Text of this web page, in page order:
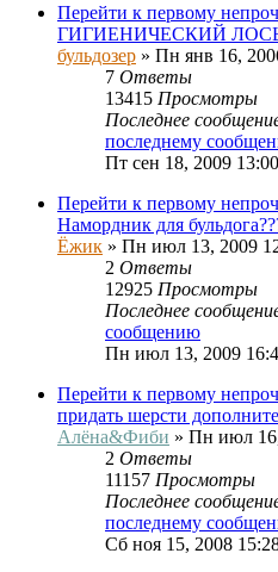
Перейти к первому
ГИГИЕНИЧЕСКИЙ
бульдозер » Пн янв 16,
7 Ответы
13415 Просмотры
Последнее
последнему
Пт сен 18, 2009
Перейти к первому
Намордник для
Ёжик » Пн июл 13, 2009
2 Ответы
12925 Просмотры
Последнее
сообщению
Пн июл 13, 2009
Перейти к первому
придать шерсти
Алёна&Фиби » Пн июл
2 Ответы
11157 Просмотры
Последнее
последнему
Сб ноя 15, 2008